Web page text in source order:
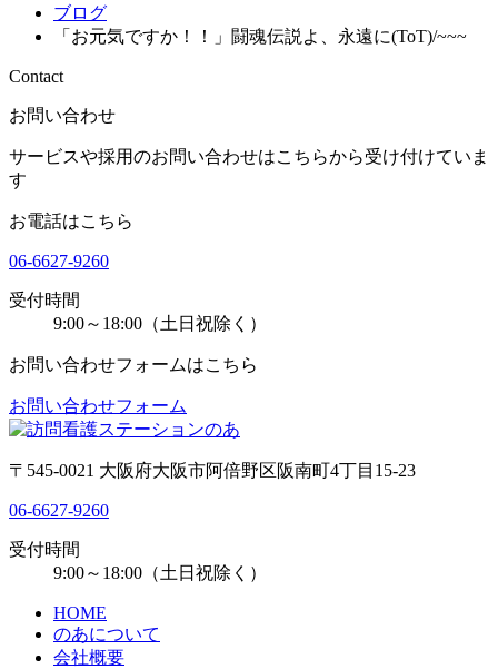
ブログ
「お元気ですか！！」闘魂伝説よ、永遠に(ToT)/~~~
Contact
お問い合わせ
サービスや採用のお問い合わせはこちらから受け付けていま
す
お電話はこちら
06-6627-9260
受付時間
9:00～18:00（土日祝除く）
お問い合わせフォームはこちら
お問い合わせフォーム
〒545-0021 大阪府大阪市阿倍野区阪南町4丁目15-23
06-6627-9260
受付時間
9:00～18:00（土日祝除く）
HOME
のあについて
会社概要